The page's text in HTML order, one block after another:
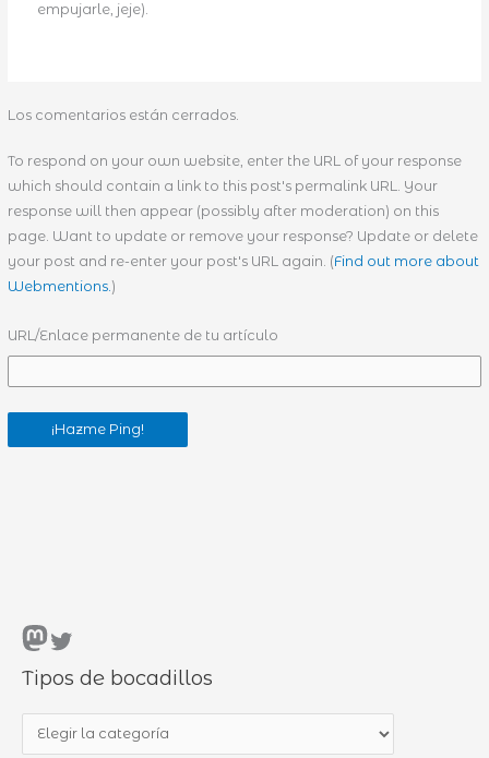
empujarle, jeje).
Los comentarios están cerrados.
To respond on your own website, enter the URL of your response
which should contain a link to this post's permalink URL. Your
response will then appear (possibly after moderation) on this
page. Want to update or remove your response? Update or delete
your post and re-enter your post's URL again. (Find out more about
Webmentions. )
URL/Enlace permanente de tu artículo
Mastodon Twitter
Tipos de bocadillos
i